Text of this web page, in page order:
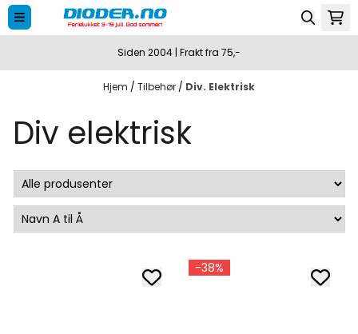
Hopp til innhold
Siden 2004 | Frakt fra 75,-
Hjem / Tilbehør / Div. Elektrisk
Div elektrisk
-38%